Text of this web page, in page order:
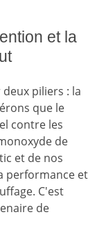
et la
piliers : la
que le
contre les
de
et de nos
performance et
C'est
de